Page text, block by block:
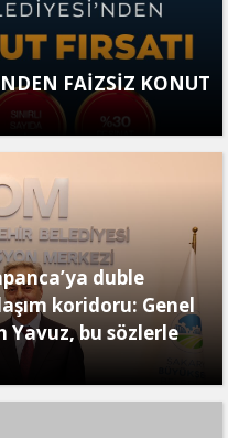
FAİZSİZ KONUT
duble
koridoru: Genel
Yavuz, bu sözlerle